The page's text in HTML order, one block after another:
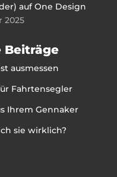
auf One Design
2025
Beiträge
ausmessen
Fahrtensegler
Ihrem Gennaker
sie wirklich?